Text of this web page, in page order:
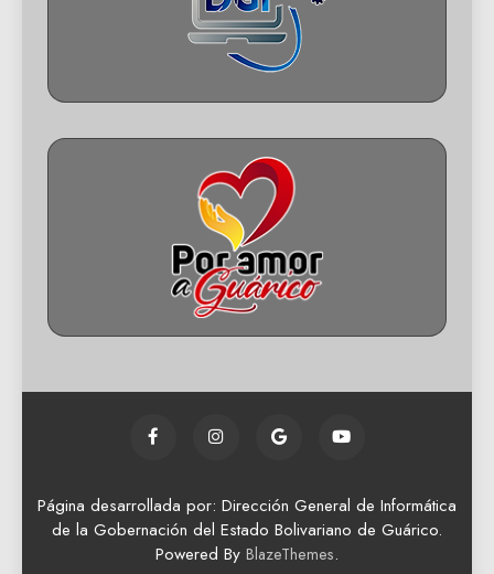
Página desarrollada por: Dirección General de Informática
de la Gobernación del Estado Bolivariano de Guárico.
Powered By BlazeThemes.